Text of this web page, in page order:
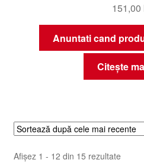
151,00
Anuntati cand
Citește
Afișez 1 - 12 din 15 rezultateSortat